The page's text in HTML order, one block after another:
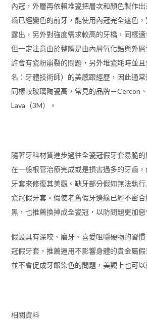
內冠，外層再依賴堆瓷把層次和顏色製作
齒已經變色的前牙，能使用內冠完全遮色
露出，另外對強度需求較高的牙橋，同樣適
但一定注意由於整體是由內層氧化鋯與外
許會有瓷粉崩裂的問題，另外堆瓷耗時並
名：牙體技術師）的美感跟經歷，因此通
同樣較玻璃陶瓷高，常見的品牌－Cercon
Lava（3M）。
隨著牙科材質進步過往全瓷冠假牙套易脆
在一般根管治療完成或是損害過多的牙齒
牙套來修復其美觀。缺牙部分假如無法執
瓷冠假牙套。假使老舊假牙邊緣已經不密
黑，也推薦換掉成全瓷冠，以防問題更加惡
假設具有深咬、磨牙、喜愛咀嚼硬物的習
冠假牙套，推薦運用不影響身體的貴金屬
並不會促成牙齦染色的問題，美觀上也可以
相關資料